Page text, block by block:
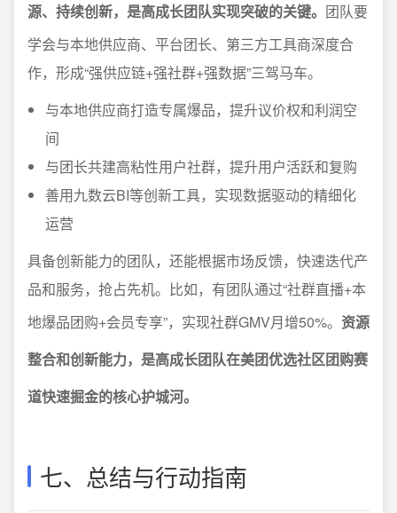
源、持续创新，是高成长团队实现突破的关键。 团队要
学会与本地供应商、平台团长、第三方工具商深度合
作，形成“强供应链+强社群+强数据”三驾马车。
与本地供应商打造专属爆品，提升议价权和利润空
间
与团长共建高粘性用户社群，提升用户活跃和复购
善用九数云BI等创新工具，实现数据驱动的精细化
运营
具备创新能力的团队，还能根据市场反馈，快速迭代产
品和服务，抢占先机。比如，有团队通过“社群直播+本
地爆品团购+会员专享”，实现社群GMV月增50%。 资源
整合和创新能力，是高成长团队在美团优选社区团购赛
道快速掘金的核心护城河。
七、总结与行动指南